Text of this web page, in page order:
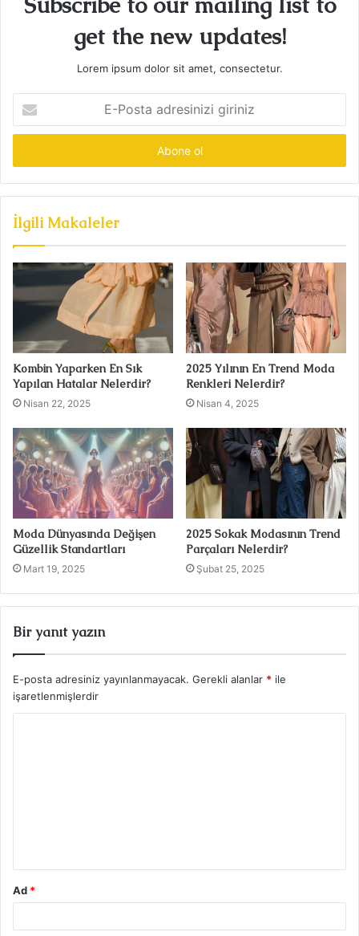
get the new updates!
Lorem ipsum dolor sit amet, consectetur.
Posta
adresinizi
İlgili Makaleler
Kombin Yaparken En Sık
Yapılan Hatalar Nelerdir?
Nisan 22, 2025
2025 Yılının En Trend Moda
Renkleri Nelerdir?
Nisan 4, 2025
Moda Dünyasında Değişen
Güzellik Standartları
Mart 19, 2025
2025 Sokak Modasının Trend
Parçaları Nelerdir?
Şubat 25, 2025
Bir yanıt yazın
E-posta adresiniz yayınlanmayacak. Gerekli alanlar * ile
işaretlenmişlerdir
Ad *